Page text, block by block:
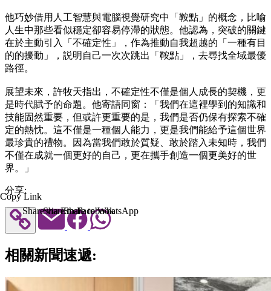
他巧妙借用人工智慧與電腦視覺研究中「鞍點」的概念，比喻
人生中那些看似穩定卻容易停滯的狀態。他認為，突破的關鍵
在於主動引入「不確定性」，作為推動自我超越的「一種有目
的的擾動」，説明自己一次次跳出「鞍點」，去尋找全域最優
路徑。
展望未來，許牧天指出，不確定性不僅是個人成長的契機，更
是時代賦予的命題。他寄語同窗：「我們在這裡學到的知識和
技能固然重要，但或許更重要的是，我們是否仍保有探索不確
定的熱忱。這不僅是一種個人能力，更是我們能給予這個世界
最珍貴的禮物。因為當我們敢於質疑、敢於踏入未知時，我們
不僅在成就一個更好的自己，更在攜手創造一個更美好的世
界。」
分享:
Copy Link
Share via Email
Share to Facebook
Share to WhatsApp
相關新聞速遞: